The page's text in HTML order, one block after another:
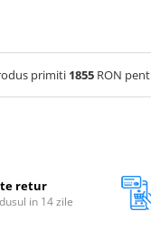
primiti 1855 RON
retur
in 14 zile